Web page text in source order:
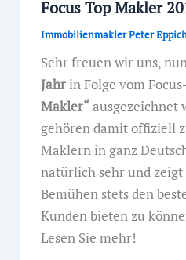
Focus Top Makler
Immobilienmakler Peter
Sehr freuen wir uns,
Jahrin Folge vom
Makler“ausgezeichnet
gehören damit offiziell
Maklern in ganz
natürlich sehr und zeigt
Bemühen stets den
Kunden bieten zu
Lesen Sie mehr!